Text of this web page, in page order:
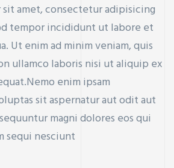
amet, consectetur adipisicing
tempor incididunt ut labore et
Ut enim ad minim veniam, quis
ullamco laboris nisi ut aliquip ex
enim ipsam
sit aspernatur aut odit aut
magni dolores eos qui
sequi nesciunt